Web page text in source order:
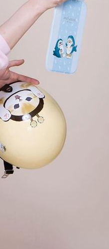
」氣 12:00
形 12:00
場！ 10:30
熱潮 10:00
18:15